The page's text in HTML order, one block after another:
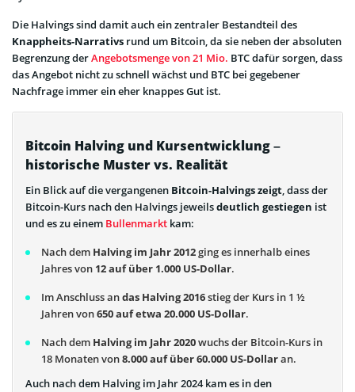
Die Halvings sind damit auch ein zentraler Bestandteil des
Knappheits-Narrativs rund um Bitcoin, da sie neben der absoluten
Begrenzung derAngebotsmenge von 21 Mio. BTC dafür sorgen, dass
das Angebot nicht zu schnell wächst und BTC bei gegebener
Nachfrage immer ein eher knappes Gut ist.
Bitcoin Halving und Kursentwicklung –
historische Muster vs. Realität
Ein Blick auf die vergangenen Bitcoin-Halvings zeigt, dass der
Bitcoin-Kurs nach den Halvings jeweilsdeutlich gestiegen ist
und es zu einem Bullenmarkt kam:
Nach dem Halving im Jahr 2012ging es innerhalb eines
Jahres von 12 auf über 1.000 US-Dollar.
Im Anschluss andas Halving 2016stieg der Kurs in 1 ½
Jahren von650 auf etwa 20.000 US-Dollar.
Nach dem Halving im Jahr 2020wuchs der Bitcoin-Kurs in
18 Monaten von8.000 auf über 60.000 US-Dollaran.
Auch nach dem Halving im Jahr 2024 kam es in den